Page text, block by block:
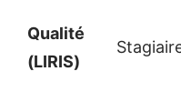
Qualité
(LIRIS)